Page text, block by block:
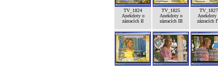
TV_1824
Anekdoty o
zázracích II
TV_1825
Anekdoty o
zázracích III
TV_1827
Anekdoty
zázracích